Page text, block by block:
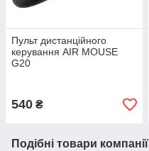
Пульт дистанційного
керування AIR MOUSE
G20
540 ₴
Подібні товари компанії